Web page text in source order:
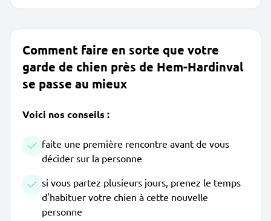
Comment faire en sorte que votre
garde de chien près de Hem-Hardinval
se passe au mieux
Voici nos conseils :
faite une première rencontre avant de vous
décider sur la personne
si vous partez plusieurs jours, prenez le temps
d'habituer votre chien à cette nouvelle
personne